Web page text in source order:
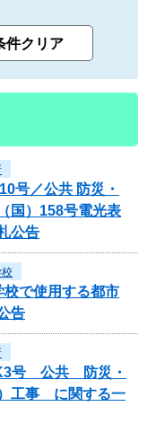
号／公共 防災・
国）158号電光表
公告
で使用する都市
告
K3号 公共 防災・
工事 に関する一